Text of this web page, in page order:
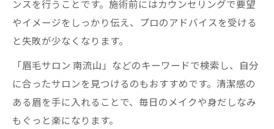
ンスを行うことです。施術前にはカウンセリングで要望
やイメージをしっかり伝え、プロのアドバイスを受ける
と失敗が少なくなります。
「眉毛サロン 南流山」などのキーワードで検索し、自分
に合ったサロンを見つけるのもおすすめです。清潔感の
ある眉を手に入れることで、毎日のメイクや身だしなみ
もぐっと楽になります。